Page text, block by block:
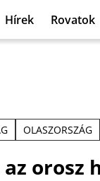
Hírek Rovatok
OLASZORSZÁG
orosz